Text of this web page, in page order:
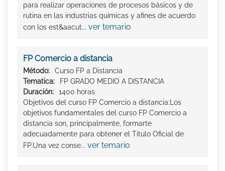
para realizar operaciones de procesos básicos y de
rutina en las industrias químicas y afines de acuerdo
con los est&aacut... ver temario
FP Comercio a distancia
Método:
Curso FP a Distancia
Tematica:
FP GRADO MEDIO A DISTANCIA
Duración:
1400 horas
Objetivos del curso FP Comercio a distancia:Los
objetivos fundamentales del curso FP Comercio a
distancia son, principalmente, formarte
adecuadamente para obtener el Titulo Oficial de
FP.Una vez conse... ver temario